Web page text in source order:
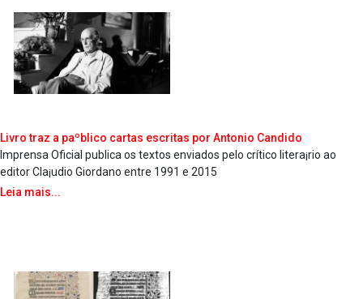
Livro traz a paºblico cartas escritas por Antonio Candido
Imprensa Oficial publica os textos enviados pelo crítico litera¡rio ao
editor Cla¡udio Giordano entre 1991 e 2015
Leia mais...